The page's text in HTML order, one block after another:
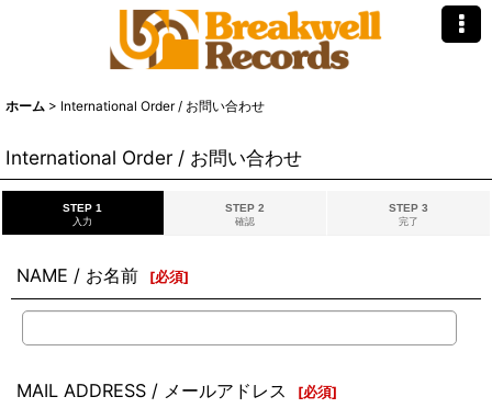
ホーム > International Order / お問い合わせ
International Order / お問い合わせ
STEP 1
入力
STEP 2
確認
STEP 3
完了
NAME / お名前 [必須]
MAIL ADDRESS / メールアドレス [必須]